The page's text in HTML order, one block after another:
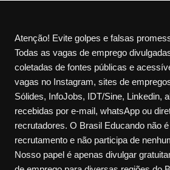
Atenção! Evite golpes e falsas
Todas as vagas de emprego
coletadas de fontes públicas e
vagas no Instagram, sites de
Sólides, InfoJobs, IDT/Sine, Linkedin,
recebidas por e-mail, whatsApp ou
recrutadores. O Brasil Educando não
recrutamento e não participa de
Nosso papel é apenas divulgar